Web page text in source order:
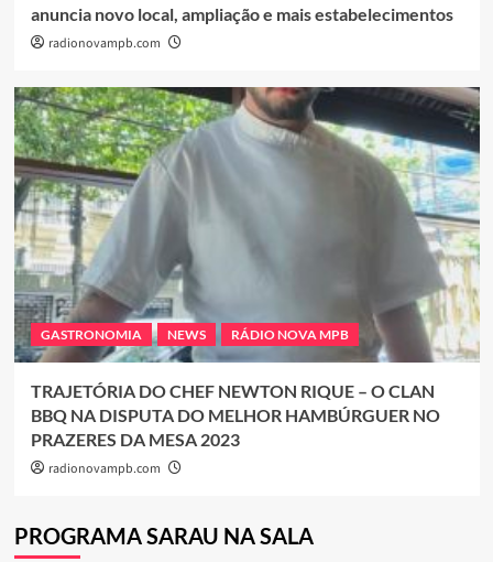
anuncia novo local, ampliação e mais estabelecimentos
radionovampb.com
GASTRONOMIA NEWS RÁDIO NOVA MPB
TRAJETÓRIA DO CHEF NEWTON RIQUE – O CLAN
BBQ NA DISPUTA DO MELHOR HAMBÚRGUER NO
PRAZERES DA MESA 2023
radionovampb.com
PROGRAMA SARAU NA SALA